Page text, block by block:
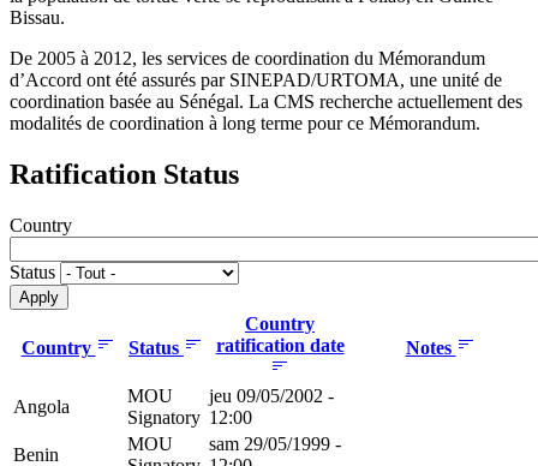
Bissau.
De 2005 à 2012, les services de coordination du Mémorandum
d’Accord ont été assurés par SINEPAD/URTOMA, une unité de
coordination basée au Sénégal. La CMS recherche actuellement des
modalités de coordination à long terme pour ce Mémorandum.
Ratification Status
Country
Status
Country Status
Country
ratification date
Notes
Angola
MOU
Signatory
jeu 09/05/2002 -
12:00
Benin
MOU
sam 29/05/1999 -